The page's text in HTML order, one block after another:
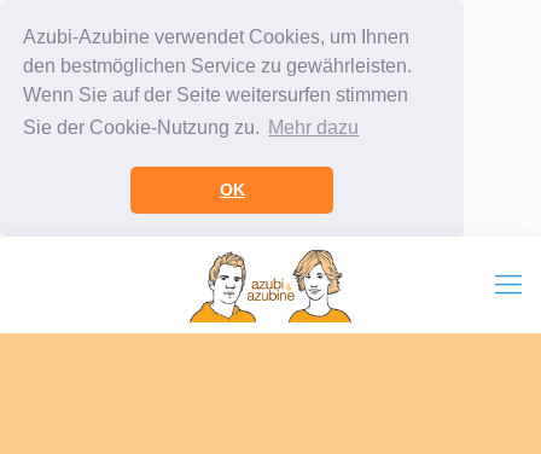
Azubi-Azubine verwendet Cookies, um Ihnen
den bestmöglichen Service zu gewährleisten.
Wenn Sie auf der Seite weitersurfen stimmen
Sie der Cookie-Nutzung zu. Mehr dazu
OK